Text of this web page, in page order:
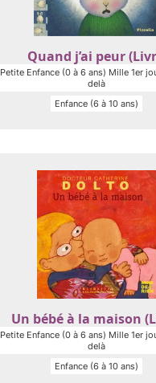
Quand j’ai peur
Petite Enfance (0 à 6 ans) Mille 1er
delà
Enfance (6 à 10 ans)
Un bébé à la maison
Petite Enfance (0 à 6 ans) Mille 1er
delà
Enfance (6 à 10 ans)